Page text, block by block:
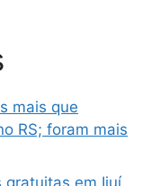
mais que
RS; foram mais
gratuitas em Ijuí